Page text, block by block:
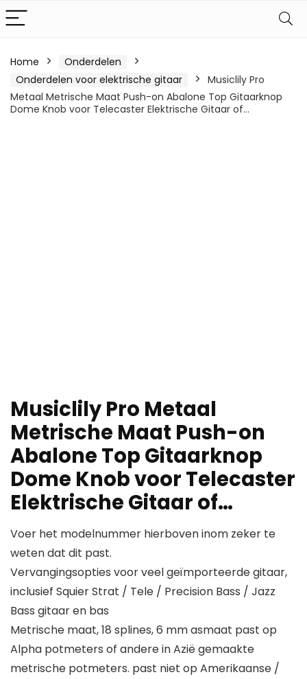
Home
Onderdelen
Onderdelen voor elektrische gitaar
Musiclily Pro
Metaal Metrische Maat Push-on Abalone Top Gitaarknop
Dome Knob voor Telecaster Elektrische Gitaar of…
Musiclily Pro Metaal
Metrische Maat Push-on
Abalone Top Gitaarknop
Dome Knob voor Telecaster
Elektrische Gitaar of…
Voer het modelnummer hierboven inom zeker te
weten dat dit past.
Vervangingsopties voor veel geïmporteerde gitaar,
inclusief Squier Strat / Tele / Precision Bass / Jazz
Bass gitaar en bas
Metrische maat, 18 splines, 6 mm asmaat past op
Alpha potmeters of andere in Azië gemaakte
metrische potmeters. past niet op Amerikaanse /